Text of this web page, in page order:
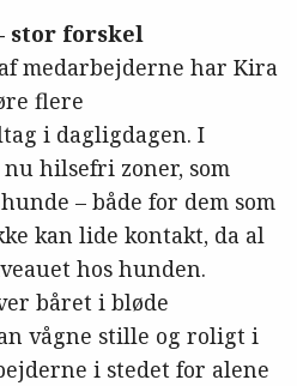
stor forskel
medarbejderne har Kira
flere
i dagligdagen. I
hilsefri zoner, som
– både for dem som
kan lide kontakt, da al
hos hunden.
båret i bløde
vågne stille og roligt i
i stedet for alene